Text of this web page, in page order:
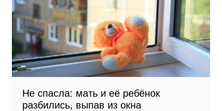
Не спасла: мать и её ребёнок
разбились, выпав из окна